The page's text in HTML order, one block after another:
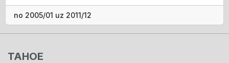
no 2005/01 uz 2011/12
TAHOE